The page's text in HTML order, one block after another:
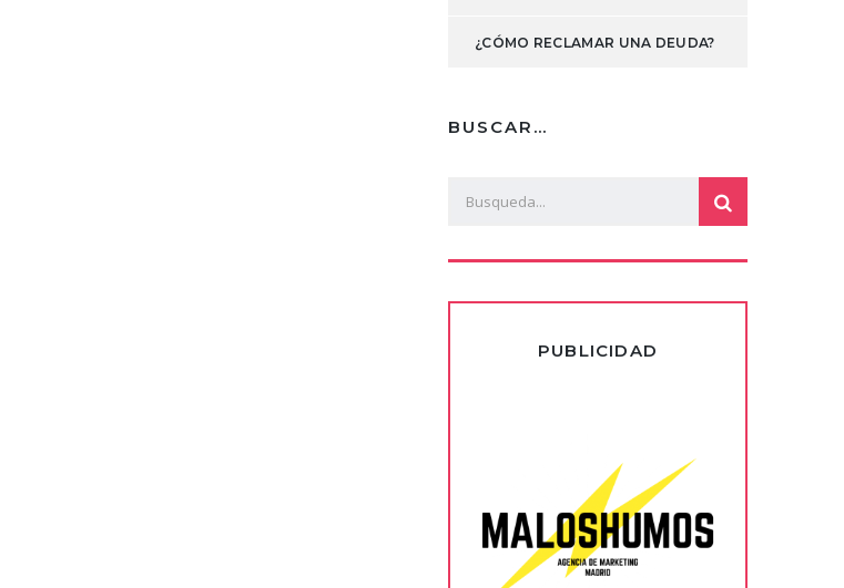
¿CÓMO RECLAMAR UNA DEUDA?
BUSCAR…
PUBLICIDAD